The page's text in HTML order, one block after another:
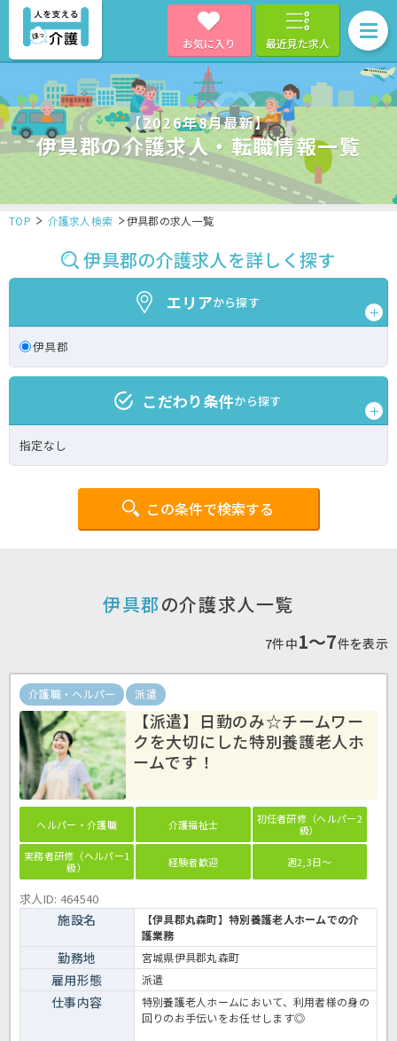
お気に入り 最近見た求人
【2026年8月最新】
伊具郡の介護求人・転職情報一覧
TOP 介護求人検索 伊具郡の求人一覧
伊具郡の介護求人を詳しく探す
エリアから探す
伊具郡
こだわり条件から探す
指定なし
この条件で検索する
伊具郡の介護求人一覧
7件中1〜7件を表示
介護職・ヘルパー 派遣
【派遣】日勤のみ☆チームワー
クを大切にした特別養護老人ホ
ームです！
ヘルパー・介護職 介護福祉士
初任者研修（ヘルパー2
級）
実務者研修（ヘルパー1
級）
経験者歓迎 週2,3日～
求人ID: 464540
施設名
【伊具郡丸森町】特別養護老人ホームでの介
護業務
勤務地 宮城県伊具郡丸森町
雇用形態 派遣
仕事内容
特別養護老人ホームにおいて、利用者様の身の
回りのお手伝いをお任せします◎